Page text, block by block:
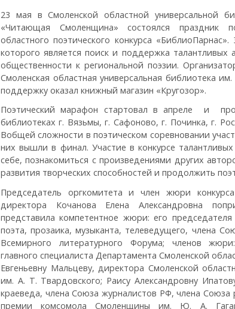
23 мая в Смоленской областной универсальной
«Читающая Смоленщина» состоялся праздник
областного поэтического конкурса
которого является поиск и поддержка талантливых
общественности к региональной поэзии.
Смоленская областная универсальная библиотека
поддержку оказал книжный магазин «Кругозор».
Поэтический марафон стартовал в апреле и
библиотеках г. Вязьмы, г. Сафоново, г. Починка, г.
Вобщей сложности в поэтическом соревновании
них вышли в финал. Участие в конкурсе
себе, познакомиться с произведениями других
развития творческих способностей и продолжить
Председатель оргкомитета и член жюри
директора Кочанова Елена Александровна
представила компетентное жюри: его
поэта, прозаика, музыканта, телеведущего, члена
Всемирного литературного Форума; членов
главного специалиста Департамента Смоленской
Евгеньевну Мальцеву, директора Смоленской
им. А. Т. Твардовского; Раису Александровну
краеведа, члена Союза журналистов РФ, члена Союза
премии комсомола Смоленщины им. Ю. А.